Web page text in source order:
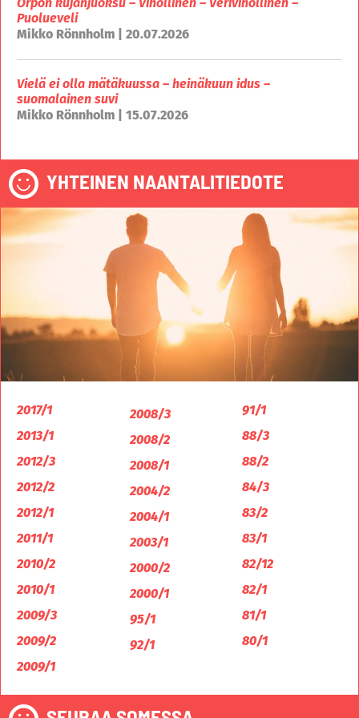
Puolueveli
Mikko Rönnholm | 20.07.2026
Vielä ei olla mätäkuussa – heinäkuun idus –
suomalainen suvi
Mikko Rönnholm | 15.07.2026
YHTEINEN NAANTALITIEDOTE
2017/1
2013/1
2012/3
2012/2
2012/1
2011/1
2010/2
2010/1
2009/3
2009/2
2009/1
2008/3
2008/2
2008/1
2004/2
2004/1
2003/1
2000/2
2000/1
95/1
92/1
91/1
88/3
88/2
84/3
83/2
83/1
82/12
82/1
81/1
80/1